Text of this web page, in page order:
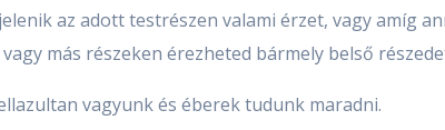
az adott testrészen valami érzet, vagy amíg
más részeken érezheted bármely belső
vagyunk és éberek tudunk maradni.